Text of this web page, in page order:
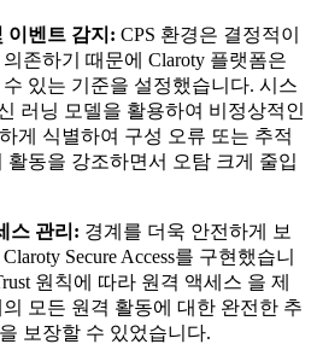
이벤트 감지: CPS 환경은 결정적이
존하기 때문에 Claroty 플랫폼은
있는 기준을 설정했습니다. 시스
러닝 모델을 활용하여 비정상적인
게 식별하여 구성 오류 또는 추적
활동을 강조하면서 오탐 크게 줄입
스 관리: 경계를 더욱 안전하게 보
Secure Access를 구현했습니
원칙에 따라 원격 액세스 을 제
모든 원격 활동에 대한 완전한 추
보장할 수 있었습니다.